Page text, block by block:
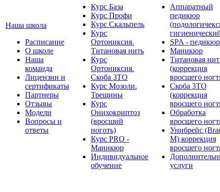
Наша школа
Расписание
О школе
Наша
команда
Лицензии и
сертификаты
Партнеры
Отзывы
Модели
Вопросы и
ответы
Курс База
Курс Профи
Курс Скальпель
Курс
Ортониксия.
Титановая нить
Курс
Ортониксия.
Скоба 3ТО
Курс Мозоли.
Трещины
Курс
Онихокриптоз
(вросший
ноготь)
Курс PRO -
Маникюр
Индивидуальное
обучение
Аппаратный
педикюр
SPA - педикюр
Маникюр
Титановая
(коррекция
вросшего
Скоба 3ТО
(коррекция
вросшего
Обработка
вросшего
Унибрейс
M) коррекция
вросшего
услуги